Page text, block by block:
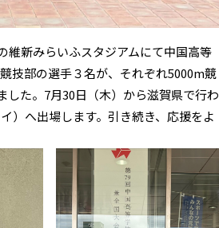
維新みらいふスタジアムにて中国高等
技部の選手３名が、それぞれ5000m競
た。7月30日（木）から滋賀県で行わ
）へ出場します。引き続き、応援をよ